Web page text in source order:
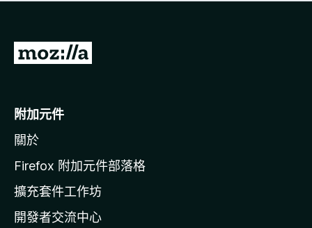
有
前
o
i
l
a
官
附加元件
關於
Firefox 附加元件部落格
擴充套件工作坊
開發者交流中心